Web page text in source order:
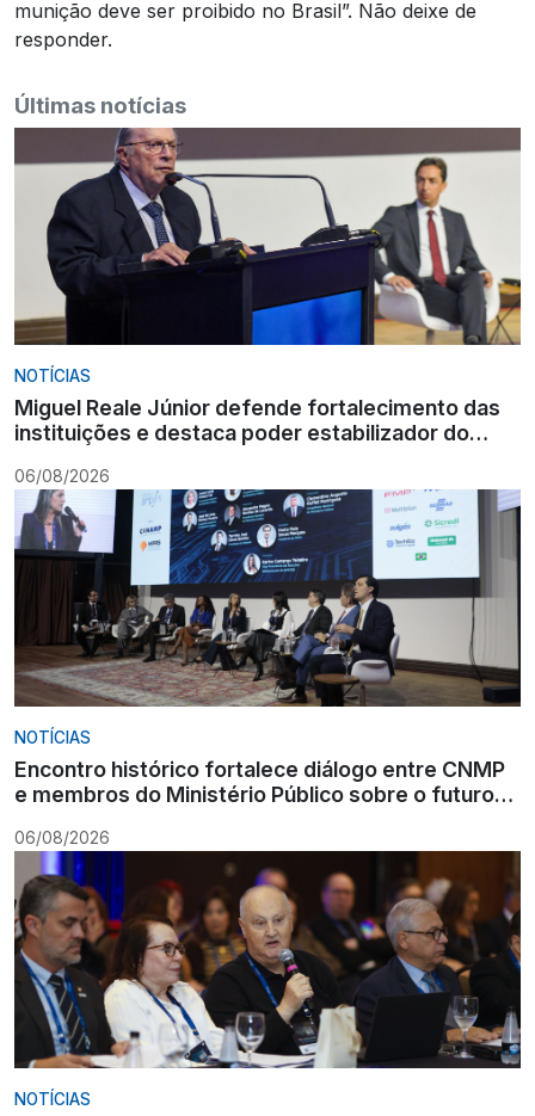
munição deve ser proibido no Brasil”. Não deixe de
responder.
Últimas notícias
NOTÍCIAS
Miguel Reale Júnior defende fortalecimento das
instituições e destaca poder estabilizador do
06/08/2026
NOTÍCIAS
Encontro histórico fortalece diálogo entre CNMP
e membros do Ministério Público sobre o futuro
06/08/2026
NOTÍCIAS